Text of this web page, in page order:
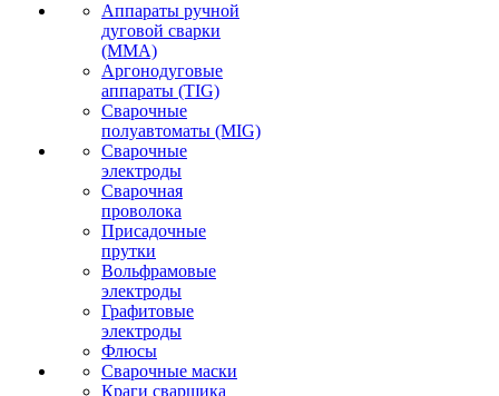
Аппараты ручной
дуговой сварки
(MMA)
Аргонодуговые
аппараты (TIG)
Сварочные
полуавтоматы (MIG)
Сварочные
электроды
Сварочная
проволока
Присадочные
прутки
Вольфрамовые
электроды
Графитовые
электроды
Флюсы
Сварочные маски
Краги сварщика